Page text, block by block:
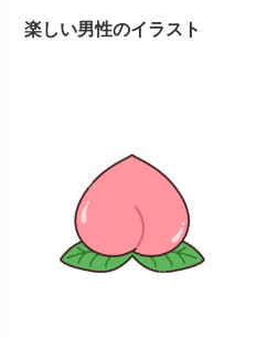
楽しい男性のイラスト